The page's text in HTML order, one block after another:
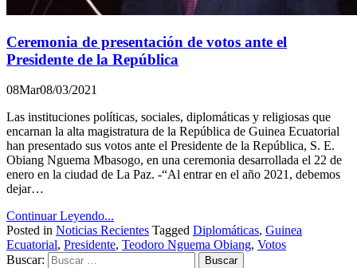
Ceremonia de presentación de votos ante el
Presidente de la República
08Mar08/03/2021
Las instituciones políticas, sociales, diplomáticas y religiosas que
encarnan la alta magistratura de la República de Guinea Ecuatorial
han presentado sus votos ante el Presidente de la República, S. E.
Obiang Nguema Mbasogo, en una ceremonia desarrollada el 22 de
enero en la ciudad de La Paz. -“Al entrar en el año 2021, debemos
dejar…
Continuar Leyendo...
Posted in Noticias Recientes Tagged Diplomáticas, Guinea
Ecuatorial, Presidente, Teodoro Nguema Obiang, Votos
Buscar: